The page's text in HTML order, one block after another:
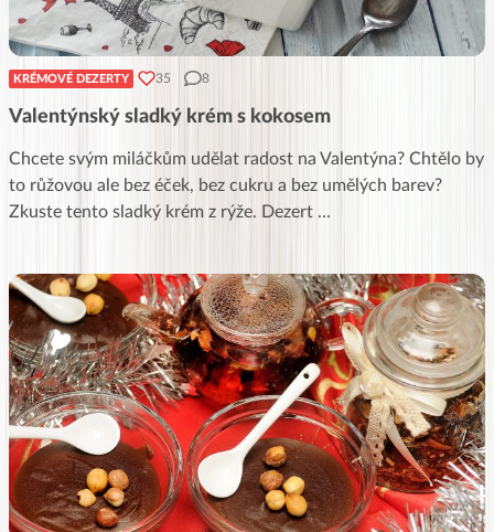
KRÉMOVÉ DEZERTY 35 8
Valentýnský sladký krém s kokosem
Chcete svým miláčkům udělat radost na Valentýna? Chtělo by
to růžovou ale bez éček, bez cukru a bez umělých barev?
Zkuste tento sladký krém z rýže. Dezert ...